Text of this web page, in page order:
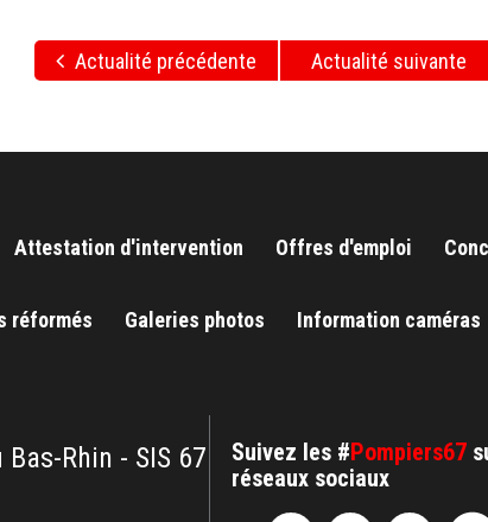
Actualité précédente Actualité suivante
Attestation d'intervention Offres d'emploi
réformés Galeries photos Information caméras
Rhin - SIS 67 Suivez les #Pompiers67
réseaux sociaux